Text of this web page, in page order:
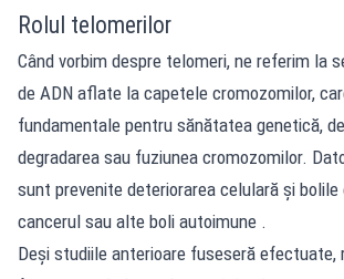
Rolul telomerilor
Când vorbim despre telomeri, ne referim la
de ADN aflate la capetele cromozomilor,
fundamentale pentru sănătatea genetică,
degradarea sau fuziunea cromozomilor.
sunt prevenite deteriorarea celulară și
cancerul sau alte boli autoimune .
Deși studiile anterioare fuseseră efectuate,